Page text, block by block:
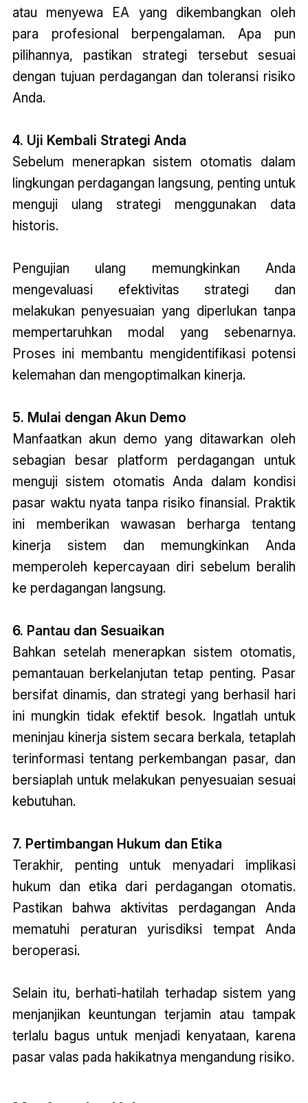
atau menyewa EA yang dikembangkan oleh
para profesional berpengalaman. Apa pun
pilihannya, pastikan strategi tersebut sesuai
dengan tujuan perdagangan dan toleransi risiko
Anda.
4. Uji Kembali Strategi Anda
Sebelum menerapkan sistem otomatis dalam
lingkungan perdagangan langsung, penting untuk
menguji ulang strategi menggunakan data
historis.
Pengujian ulang memungkinkan Anda
mengevaluasi efektivitas strategi dan
melakukan penyesuaian yang diperlukan tanpa
mempertaruhkan modal yang sebenarnya.
Proses ini membantu mengidentifikasi potensi
kelemahan dan mengoptimalkan kinerja.
5. Mulai dengan Akun Demo
Manfaatkan akun demo yang ditawarkan oleh
sebagian besar platform perdagangan untuk
menguji sistem otomatis Anda dalam kondisi
pasar waktu nyata tanpa risiko finansial. Praktik
ini memberikan wawasan berharga tentang
kinerja sistem dan memungkinkan Anda
memperoleh kepercayaan diri sebelum beralih
ke perdagangan langsung.
6. Pantau dan Sesuaikan
Bahkan setelah menerapkan sistem otomatis,
pemantauan berkelanjutan tetap penting. Pasar
bersifat dinamis, dan strategi yang berhasil hari
ini mungkin tidak efektif besok. Ingatlah untuk
meninjau kinerja sistem secara berkala, tetaplah
terinformasi tentang perkembangan pasar, dan
bersiaplah untuk melakukan penyesuaian sesuai
kebutuhan.
7. Pertimbangan Hukum dan Etika
Terakhir, penting untuk menyadari implikasi
hukum dan etika dari perdagangan otomatis.
Pastikan bahwa aktivitas perdagangan Anda
mematuhi peraturan yurisdiksi tempat Anda
beroperasi.
Selain itu, berhati-hatilah terhadap sistem yang
menjanjikan keuntungan terjamin atau tampak
terlalu bagus untuk menjadi kenyataan, karena
pasar valas pada hakikatnya mengandung risiko.